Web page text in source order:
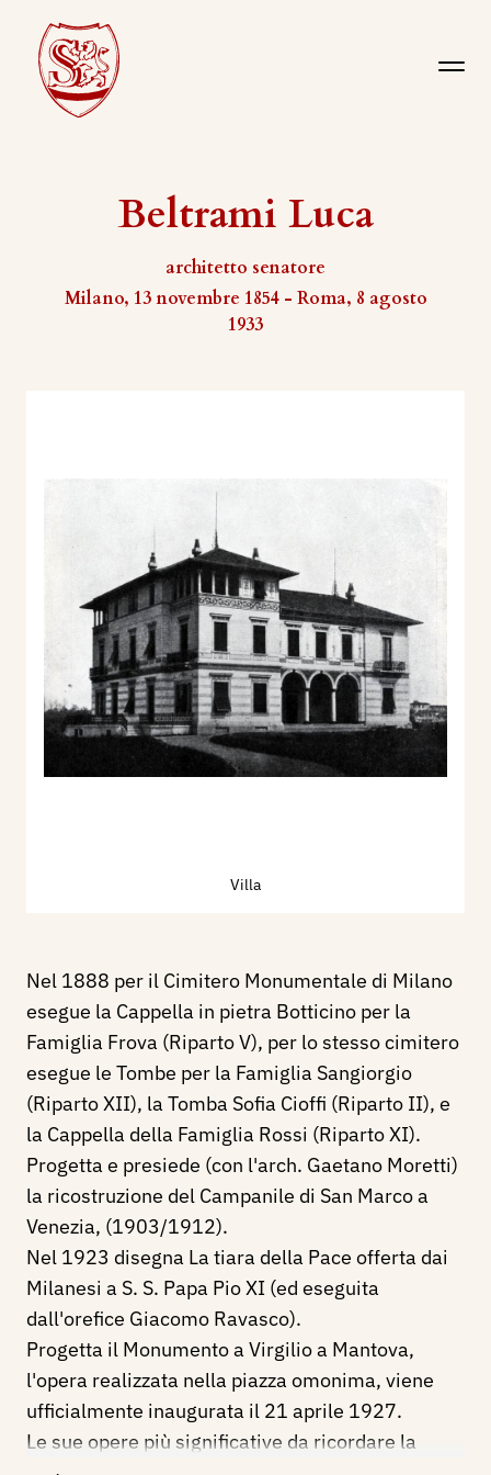
Beltrami Luca
architetto senatore
Milano, 13 novembre 1854 - Roma, 8 agosto
1933
Villa
Nel 1888 per il Cimitero Monumentale di Milano
esegue la Cappella in pietra Botticino per la
Famiglia Frova (Riparto V), per lo stesso cimitero
esegue le Tombe per la Famiglia Sangiorgio
(Riparto XII), la Tomba Sofia Cioffi (Riparto II), e
la Cappella della Famiglia Rossi (Riparto XI).
Progetta e presiede (con l'arch. Gaetano Moretti)
la ricostruzione del Campanile di San Marco a
Venezia, (1903/1912).
Nel 1923 disegna La tiara della Pace offerta dai
Milanesi a S. S. Papa Pio XI (ed eseguita
dall'orefice Giacomo Ravasco).
Progetta il Monumento a Virgilio a Mantova,
l'opera realizzata nella piazza omonima, viene
ufficialmente inaugurata il 21 aprile 1927.
Le sue opere più significative da ricordare la